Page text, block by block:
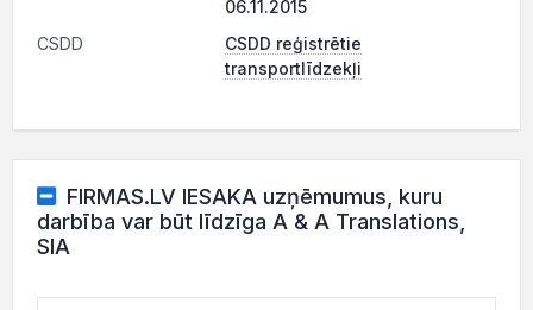
06.11.2015
CSDD
CSDD reģistrētie
transportlīdzekļi
FIRMAS.LV IESAKA uzņēmumus, kuru
darbība var būt līdzīga A & A Translations,
SIA